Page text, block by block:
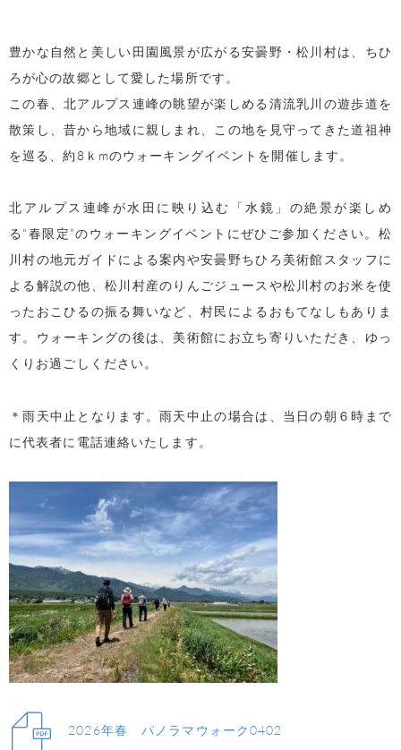
豊かな自然と美しい田園風景が広がる安曇野・松川村は、ちひ
ろが心の故郷として愛した場所です。
この春、北アルプス連峰の眺望が楽しめる清流乳川の遊歩道を
散策し、昔から地域に親しまれ、この地を見守ってきた道祖神
を巡る、約 8 ｋ mのウォーキングイベントを開催します。
北アルプス連峰が水田に映り込む「水鏡」の絶景が楽しめ
る“春限定”のウォーキングイベントにぜひご参加ください。松
川村の地元ガイドによる案内や安曇野ちひろ美術館スタッフに
よる解説の他、松川村産のりんごジュースや松川村のお米を使
ったおこひるの振る舞いなど、村民によるおもてなしもありま
す。ウォーキングの後は、美術館にお立ち寄りいただき、ゆっ
くりお過ごしください。
＊雨天中止となります。雨天中止の場合は、当日の朝６時まで
に代表者に電話連絡いたします。
2026年春 パノラマウォーク0402